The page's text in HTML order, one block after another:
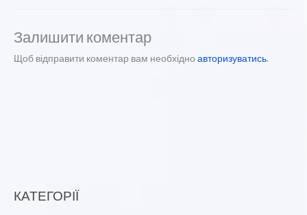
Залишити коментар
Щоб відправити коментар вам необхідно авторизуватись.
КАТЕГОРІЇ